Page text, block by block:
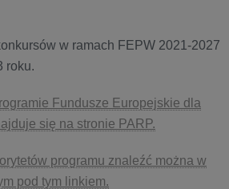
w ramach FEPW 2021-2027
roku.
Fundusze Europejskie dla
się na stronie PARP.
programu znaleźć można w
pod tym linkiem.